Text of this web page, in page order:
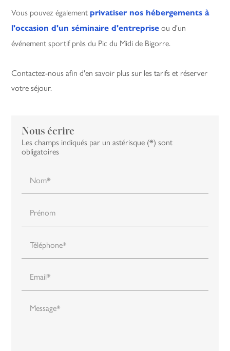
Vous pouvez également privatiser nos hébergements à
l'occasion d'un séminaire d'entreprise ou d'un
événement sportif près du Pic du Midi de Bigorre.
Contactez-nous afin d'en savoir plus sur les tarifs et réserver
votre séjour.
Nous écrire
Les champs indiqués par un astérisque (*) sont
obligatoires
Nom*
Prénom
Téléphone*
Email*
Message*